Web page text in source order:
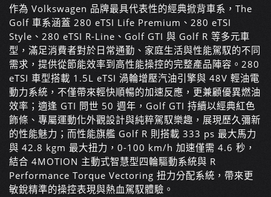
作為 Volkswagen 品牌最具代表性的經典掀背車系，The
Golf 車系涵蓋 280 eTSI Life Premium、280 eTSI
Style、280 eTSI R-Line、Golf GTI 與 Golf R 等多元車
型，滿足消費者對於日常通勤、家庭生活與性能駕馭的不同
需求，提供從節能效率到高性能操控的完整產品陣容。280
eTSI 車型搭載 1.5L eTSI 渦輪增壓汽油引擎與 48V 輕油電
動力系統，不僅帶來輕快順暢的加速反應，更兼顧優異燃油
效率；適逢 GTI 問世 50 週年，Golf GTI 持續以經典紅色
飾條、專屬運動化外觀設計與純粹駕馭樂趣，展現歷久彌新
的性能魅力；而性能旗艦 Golf R 則搭載 333 ps 最大馬力
與 42.8 kgm 最大扭力，0-100 km/h 加速僅需 4.6 秒，
結合 4MOTION 主動式智慧型四輪驅動系統與 R
Performance Torque Vectoring 扭力分配系統，帶來更
敏銳精準的操控表現與熱血駕馭體驗。